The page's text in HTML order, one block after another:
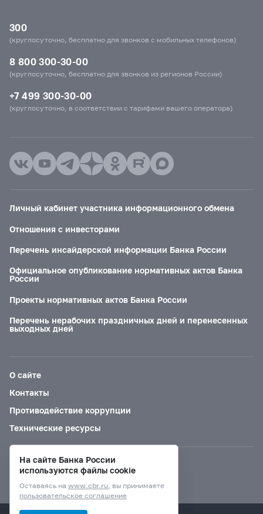
300
(круглосуточно, бесплатно для звонков с мобильных телефонов)
8 800 300-30-00
(круглосуточно, бесплатно для звонков из регионов России)
+7 499 300-30-00
(круглосуточно, в соответствии с тарифами вашего оператора)
Личный кабинет участника информационного обмена
Отношения с инвесторами
Перечень инсайдерской информации Банка России
Официальное опубликование нормативных актов Банка
России
Проекты нормативных актов Банка России
Перечень нерабочих праздничных дней и перенесенных
выходных дней
О сайте
Контакты
Противодействие коррупции
Технические ресурсы
Версия для слабовидящих
На сайте Банка России
используются файлы cookie
Оставаясь на www.cbr.ru, вы принимаете
пользовательское соглашение